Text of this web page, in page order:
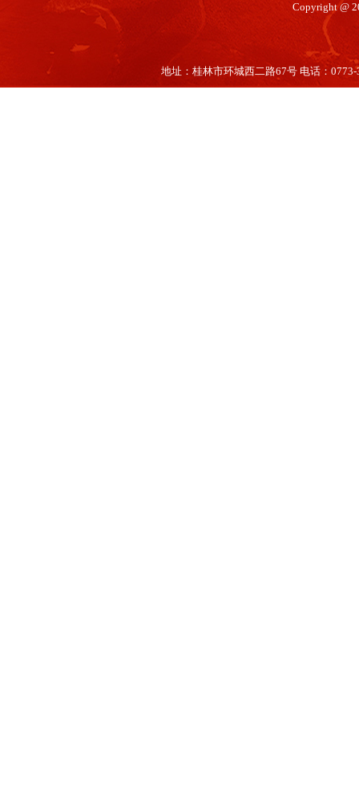
Copyright @
地址：桂林市环城西二路67号 电话：